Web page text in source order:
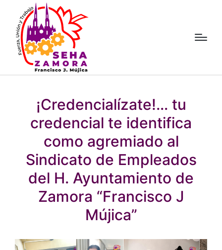
¡Credencialízate!… tu
credencial te identifica
como agremiado al
Sindicato de Empleados
del H. Ayuntamiento de
Zamora “Francisco J
Mújica”